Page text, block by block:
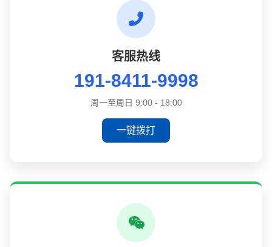
客服热线
191-8411-9998
周一至周日 9:00 - 18:00
一键拨打